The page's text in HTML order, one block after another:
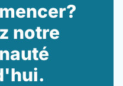
notre